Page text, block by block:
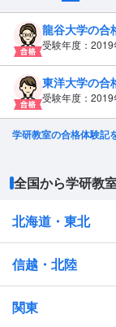
龍谷大学の合
受験年度：
東洋大学の合
受験年度：
学研教室の合格体験記
全国から学研教
北海道・東北
信越・北陸
関東